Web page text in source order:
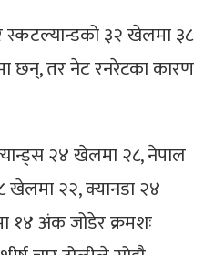
३२ खेलमा ३८
छन्, तर नेट रनरेटका कारण
२४ खेलमा २८, नेपाल
खेलमा २२, क्यानडा २४
अंक जोडेर क्रमशः